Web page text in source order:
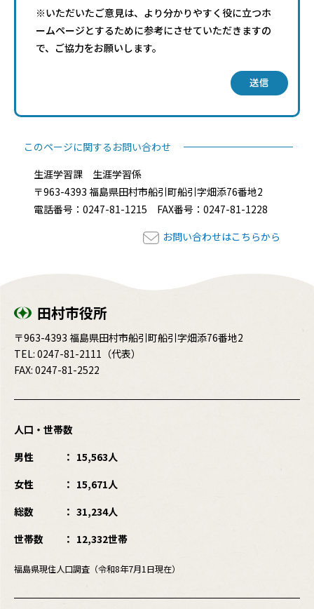
※いただいたご意見は、より分かりやすく役に立つホ
ームページとするために参考にさせていただきますの
で、ご協力をお願いします。
送信
このページに関するお問い合わせ
生涯学習課 生涯学習係
〒963-4393 福島県田村市船引町船引字畑添76番地2
電話番号：0247-81-1215 FAX番号：0247-81-1228
お問い合わせはこちらから
田村市役所
〒963-4393 福島県田村市船引町船引字畑添76番地2
TEL: 0247-81-2111 （代表）
FAX: 0247-81-2522
人口・世帯数
男性
15,563人
女性
15,671人
総数
31,234人
世帯数
12,332世帯
福島県現住人口調査（令和8年7月1日現在）